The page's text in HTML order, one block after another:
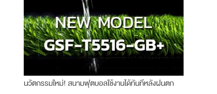
นวัตกรรมใหม่! สนามฟุตบอลใช้งานได้ทันทีหลังฝนตก